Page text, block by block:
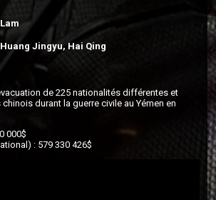
Jingyu, Hai Qing
de 225 nationalités différentes et
durant la guerre civile au Yémen en
000$
: 579 330 426$